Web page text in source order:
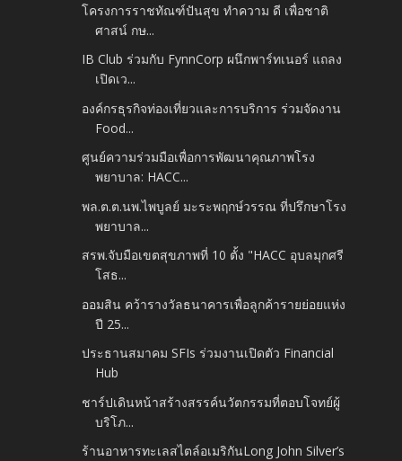
โครงการราชทัณฑ์ปันสุข ทำความ ดี เพื่อชาติ
ศาสน์ กษ...
IB Club ร่วมกับ FynnCorp ผนึกพาร์ทเนอร์ แถลง
เปิดเว...
องค์กรธุรกิจท่องเที่ยวและการบริการ ร่วมจัดงาน
Food...
ศูนย์ความร่วมมือเพื่อการพัฒนาคุณภาพโรง
พยาบาล: HACC...
พล.ต.ต.นพ.ไพบูลย์ มะระพฤกษ์วรรณ ที่ปรึกษาโรง
พยาบาล...
สรพ.จับมือเขตสุขภาพที่ 10 ตั้ง "HACC อุบลมุกศรี
โสธ...
ออมสิน คว้ารางวัลธนาคารเพื่อลูกค้ารายย่อยแห่ง
ปี 25...
ประธานสมาคม SFIs ร่วมงานเปิดตัว Financial
Hub
ชาร์ปเดินหน้าสร้างสรรค์นวัตกรรมที่ตอบโจทย์ผู้
บริโภ...
ร้านอาหารทะเลสไตล์อเมริกันLong John Silver’s